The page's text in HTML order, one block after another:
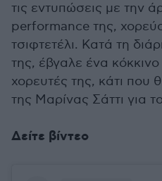
τις εντυπώσεις με την
performance της,
τσιφτετέλι. Κατά τη
της, έβγαλε ένα
χορευτές της, κάτι που
της Μαρίνας Σάττι για
Δείτε βίντεο